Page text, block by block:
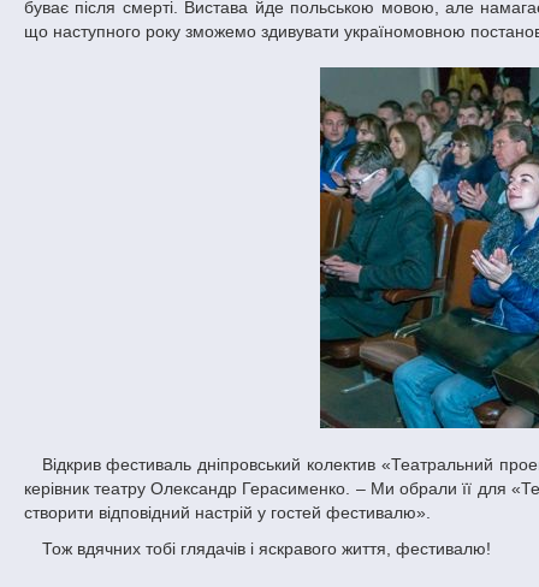
буває після смерті. Вистава йде польською мовою, але
що наступного року зможемо здивувати україномовною
Відкрив фестиваль дніпровський колектив «Театральний проект» комедією «Кімната 203». «Це наша улюблена комедія, – сказав художній
керівник театру Олександр Герасименко. – Ми обрали її для
створити відповідний настрій у гостей фестивалю».
Тож вдячних тобі глядачів і яскравого життя, фестивалю!